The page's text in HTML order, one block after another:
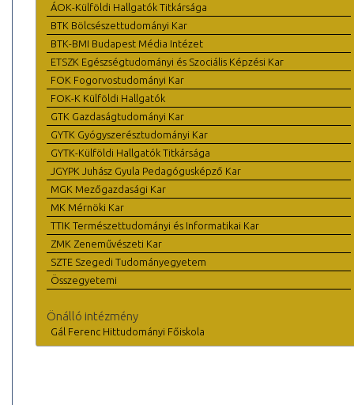
ÁOK-Külföldi Hallgatók Titkársága
BTK Bölcsészettudományi Kar
BTK-BMI Budapest Média Intézet
ETSZK Egészségtudományi és Szociális Képzési Kar
FOK Fogorvostudományi Kar
FOK-K Külföldi Hallgatók
GTK Gazdaságtudományi Kar
GYTK Gyógyszerésztudományi Kar
GYTK-Külföldi Hallgatók Titkársága
JGYPK Juhász Gyula Pedagógusképző Kar
MGK Mezőgazdasági Kar
MK Mérnöki Kar
TTIK Természettudományi és Informatikai Kar
ZMK Zeneművészeti Kar
SZTE Szegedi Tudományegyetem
Összegyetemi
Önálló intézmény
Gál Ferenc Hittudományi Főiskola